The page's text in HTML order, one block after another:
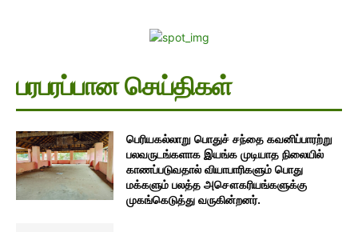
பரபரப்பான செய்திகள்
பெரியகல்லாறு பொதுச் சந்தை கவனிப்பாரற்று
பலவருடங்களாக இயங்க முடியாத நிலையில்
காணப்படுவதால் வியாபாரிகளும் பொது
மக்களும் பலத்த அசௌகரியங்களுக்கு
முகங்கெடுத்து வருகின்றனர்.